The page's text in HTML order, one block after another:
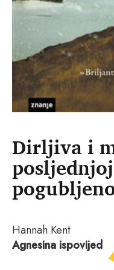
Dirljiva i
Hannah Kent
Agnesina ispovijed